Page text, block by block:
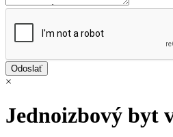
×
Jednoizbový byt